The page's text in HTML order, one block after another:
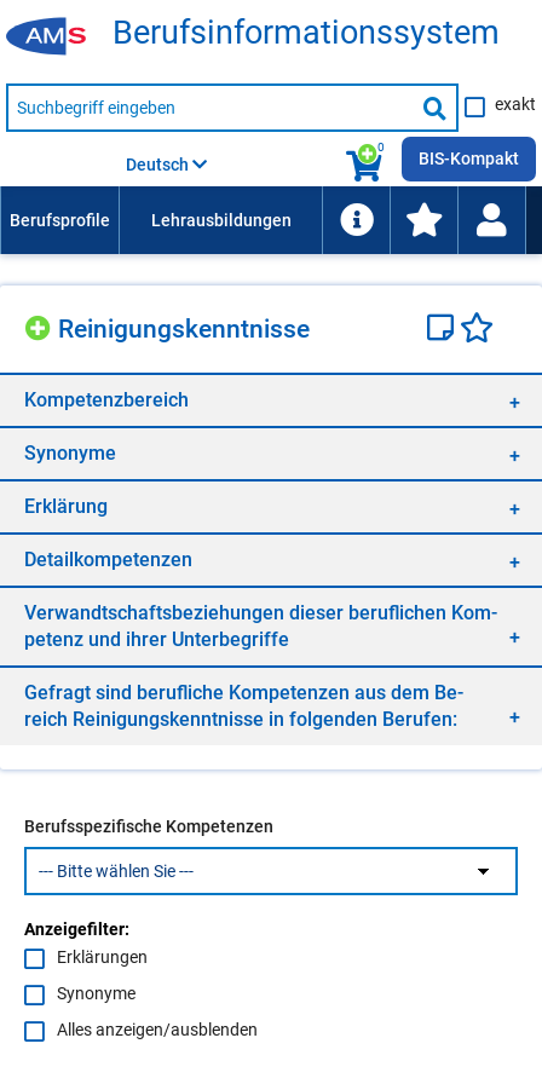
Be­rufs­in­for­ma­ti­ons­sys­tem
Suche
nach
Suche
starten
exakt
0
Deutsch BIS-Kompakt
Rei­ni­gungs­kennt­nis­se
Kom­pe­tenz­be­reich
Syn­ony­me
Er­klä­rung
De­tail­kom­pe­ten­zen
Ver­wandt­schafts­be­zie­hun­gen die­ser be­ruf­li­chen Kom­
pe­tenz und ih­rer Un­ter­be­grif­fe
Ge­fragt sind be­ruf­li­che Kom­pe­ten­zen aus dem Be­
reich Rei­ni­gungs­kennt­nis­se in fol­gen­den Be­ru­fen:
Berufsspezifische Kompetenzen
Anzeigefilter:
Erklärungen
Synonyme
Alles anzeigen/ausblenden